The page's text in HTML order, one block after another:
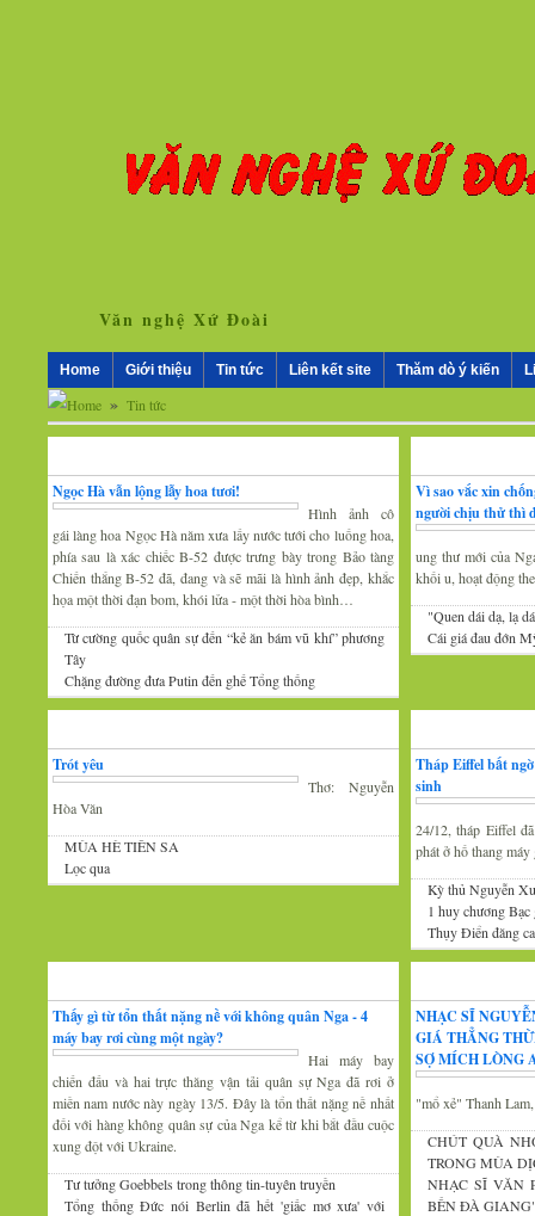
Văn nghệ Xứ Đoài
Home Giới thiệu Tin tức Liên kết site Thăm dò ý kiến
» Tin tức
Ngọc Hà vẫn lộng lẫy hoa tươi!
Hình ảnh cô
gái làng hoa Ngọc Hà năm xưa lấy nước tưới cho luống hoa,
phía sau là xác chiếc B-52 được trưng bày trong Bảo tàng
Chiến thắng B-52 đã, đang và sẽ mãi là hình ảnh đẹp, khắc
họa một thời đạn bom, khói lửa - một thời hòa bình…
Từ cường quốc quân sự đến “kẻ ăn bám vũ khí” phương
Tây
Chặng đường đưa Putin đến ghế Tổng thống
Vì sao vắc xin
người chịu thử thì
ung thư mới của
khối u, hoạt động
"Quen dái dạ, lạ
Cái giá đau đớn
Trót yêu
Thơ: Nguyễn
Hòa Văn
MÙA HÈ TIÊN SA
Lọc qua
Tháp Eiffel bất
sinh
24/12, tháp Eiffel
phát ở hố thang máy
Kỳ thủ Nguyễn
1 huy chương
Thụy Điển đăng
Thấy gì từ tổn thất nặng nề với không quân Nga - 4
máy bay rơi cùng một ngày?
Hai máy bay
chiến đấu và hai trực thăng vận tải quân sự Nga đã rơi ở
miền nam nước này ngày 13/5. Đây là tổn thất nặng nề nhất
đối với hàng không quân sự của Nga kể từ khi bắt đầu cuộc
xung đột với Ukraine.
Tư tưởng Goebbels trong thông tin-tuyên truyền
Tổng thống Đức nói Berlin đã hết 'giấc mơ xưa' với
NHẠC SĨ
GIÁ THẲNG
SỢ MÍCH LÒNG
"mổ xẻ" Thanh
CHÚT QUÀ
TRONG MÙA
NHẠC SĨ VĂN
BẾN ĐÀ